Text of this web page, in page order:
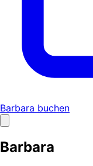
Barbara buchen
Barbara